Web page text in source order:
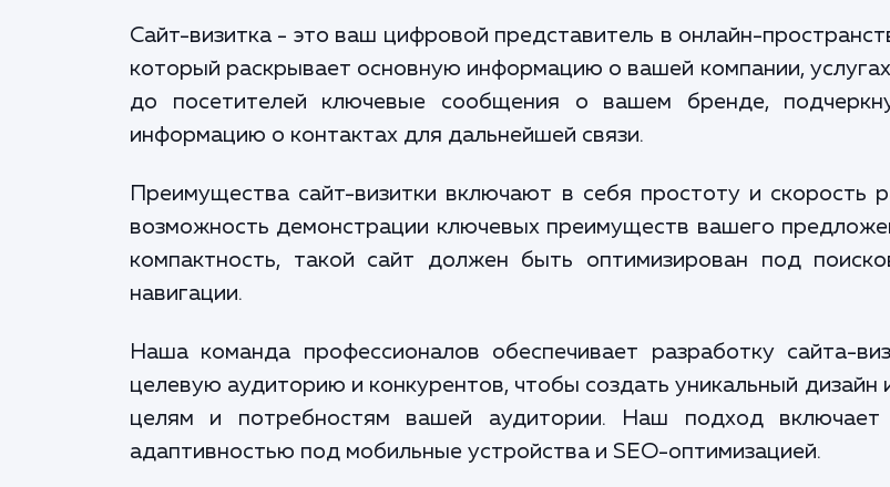
Сайт-визитка - это ваш цифровой представитель в онлайн-
который раскрывает основную информацию о вашей компании,
до посетителей ключевые сообщения о вашем бренде,
информацию о контактах для дальнейшей связи.
Преимущества сайт-визитки включают в себя простоту и скорость
возможность демонстрации ключевых преимуществ вашего
компактность, такой сайт должен быть оптимизирован под
навигации.
Наша команда профессионалов обеспечивает разработку сайта-
целевую аудиторию и конкурентов, чтобы создать уникальный
целям и потребностям вашей аудитории. Наш подход
адаптивностью под мобильные устройства и SEO-оптимизацией.